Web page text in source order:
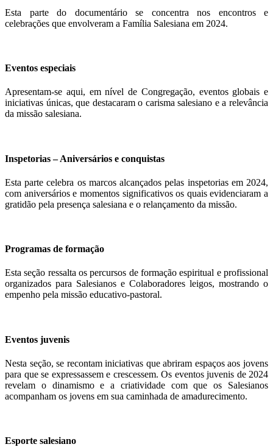
Esta parte do documentário se concentra nos encontros e
celebrações que envolveram a Família Salesiana em 2024.
Eventos especiais
Apresentam-se aqui, em nível de Congregação, eventos globais e
iniciativas únicas, que destacaram o carisma salesiano e a relevância
da missão salesiana.
Inspetorias – Aniversários e conquistas
Esta parte celebra os marcos alcançados pelas inspetorias em 2024,
com aniversários e momentos significativos os quais evidenciaram a
gratidão pela presença salesiana e o relançamento da missão.
Programas de formação
Esta seção ressalta os percursos de formação espiritual e profissional
organizados para Salesianos e Colaboradores leigos, mostrando o
empenho pela missão educativo-pastoral.
Eventos juvenis
Nesta seção, se recontam iniciativas que abriram espaços aos jovens
para que se expressassem e crescessem. Os eventos juvenis de 2024
revelam o dinamismo e a criatividade com que os Salesianos
acompanham os jovens em sua caminhada de amadurecimento.
Esporte salesiano